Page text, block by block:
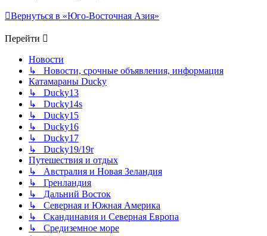
Вернуться в «Юго-Восточная Азия»
Перейти
Новости
↳ Новости, срочные объявления, информация
Катамараны Ducky
↳ Ducky13
↳ Ducky14s
↳ Ducky15
↳ Ducky16
↳ Ducky17
↳ Ducky19/19r
Путешествия и отдых
↳ Австралия и Новая Зеландия
↳ Гренландия
↳ Дальний Восток
↳ Северная и Южная Америка
↳ Скандинавия и Северная Европа
↳ Средиземное море